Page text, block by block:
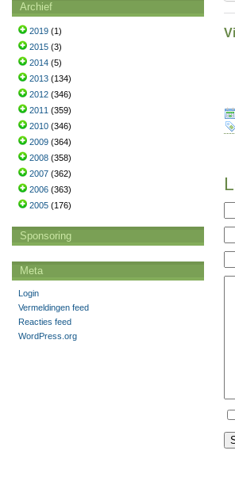
Archief
2019 (1)
2015 (3)
2014 (5)
2013 (134)
2012 (346)
2011 (359)
2010 (346)
2009 (364)
2008 (358)
2007 (362)
2006 (363)
2005 (176)
Sponsoring
Meta
Login
Vermeldingen feed
Reacties feed
WordPress.org